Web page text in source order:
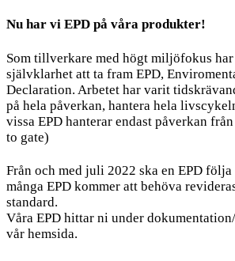
Nu har vi EPD på våra produkter!
Som tillverkare med högt miljöfokus
självklarhet att ta fram EPD,
Declaration. Arbetet har varit
på hela påverkan, hantera hela
vissa EPD hanterar endast påverkan
to gate)
Från och med juli 2022 ska en EPD
många EPD kommer att behöva
standard.
Våra EPD hittar ni under
vår hemsida.